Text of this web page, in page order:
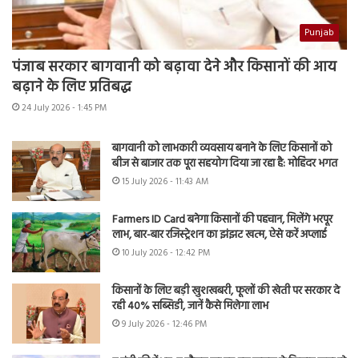
Punjab
पंजाब सरकार बागवानी को बढ़ावा देने और किसानों की आय
बढ़ाने के लिए प्रतिबद्ध
24 July 2026 - 1:45 PM
बागवानी को लाभकारी व्यवसाय बनाने के लिए किसानों को
बीज से बाजार तक पूरा सहयोग दिया जा रहा है: मोहिंदर भगत
15 July 2026 - 11:43 AM
Farmers ID Card बनेगा किसानों की पहचान, मिलेंगे भरपूर
लाभ, बार-बार रजिस्ट्रेशन का झंझट खत्म, ऐसे करें अप्लाई
10 July 2026 - 12:42 PM
किसानों के लिए बड़ी खुशखबरी, फूलों की खेती पर सरकार दे
रही 40% सब्सिडी, जानें कैसे मिलेगा लाभ
9 July 2026 - 12:46 PM